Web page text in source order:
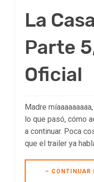
La
Parte
Oficial
Madre
lo que pasó, cómo
a continuar. Poca
que el trailer ya
– CONTINUAR